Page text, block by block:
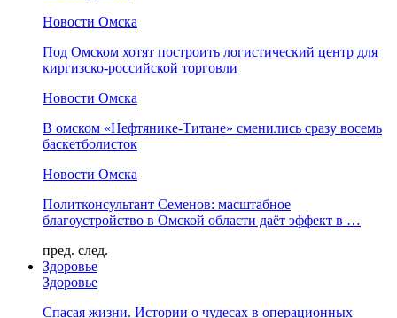
Новости Омска
Под Омском хотят построить логистический центр для
киргизско-российской торговли
Новости Омска
В омском «Нефтянике-Титане» сменились сразу восемь
баскетболисток
Новости Омска
Политконсультант Семенов: масштабное
благоустройство в Омской области даёт эффект в …
пред. след.
Здоровье
Здоровье
Спасая жизни. Истории о чудесах в операционных